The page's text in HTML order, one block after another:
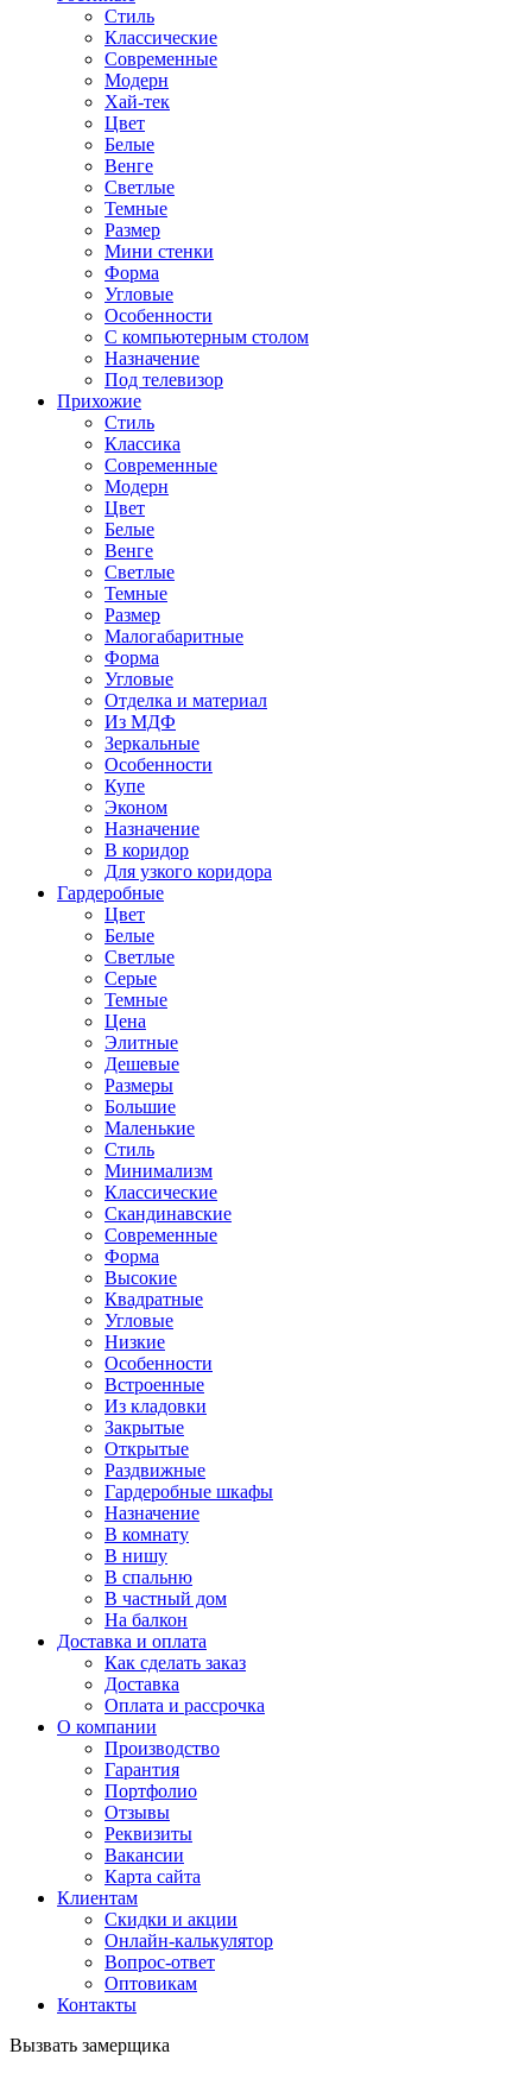
Стиль
Классические
Современные
Модерн
Хай-тек
Цвет
Белые
Венге
Светлые
Темные
Размер
Мини стенки
Форма
Угловые
Особенности
С компьютерным столом
Назначение
Под телевизор
Прихожие
Стиль
Классика
Современные
Модерн
Цвет
Белые
Венге
Светлые
Темные
Размер
Малогабаритные
Форма
Угловые
Отделка и материал
Из МДФ
Зеркальные
Особенности
Купе
Эконом
Назначение
В коридор
Для узкого коридора
Гардеробные
Цвет
Белые
Светлые
Серые
Темные
Цена
Элитные
Дешевые
Размеры
Большие
Маленькие
Стиль
Минимализм
Классические
Скандинавские
Современные
Форма
Высокие
Квадратные
Угловые
Низкие
Особенности
Встроенные
Из кладовки
Закрытые
Открытые
Раздвижные
Гардеробные шкафы
Назначение
В комнату
В нишу
В спальню
В частный дом
На балкон
Доставка и оплата
Как сделать заказ
Доставка
Оплата и рассрочка
О компании
Производство
Гарантия
Портфолио
Отзывы
Реквизиты
Вакансии
Карта сайта
Клиентам
Скидки и акции
Онлайн-калькулятор
Вопрос-ответ
Оптовикам
Контакты
Вызвать замерщика